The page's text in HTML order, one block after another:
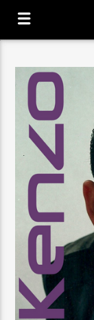
EN CE MOMENT